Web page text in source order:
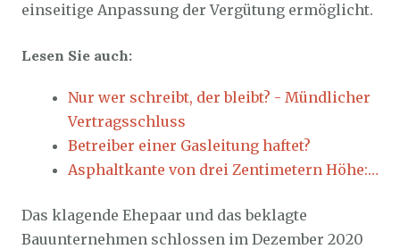
einseitige Anpassung der Vergütung ermöglicht.
Lesen Sie auch:
Nur wer schreibt, der bleibt? - Mündlicher
Vertragsschluss
Betreiber einer Gasleitung haftet?
Asphaltkante von drei Zentimetern Höhe:…
Das klagende Ehepaar und das beklagte
Bauunternehmen schlossen im Dezember 2020